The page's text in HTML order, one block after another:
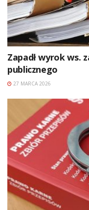
Zapadł wyrok ws.
publicznego
27 MARCA 2026